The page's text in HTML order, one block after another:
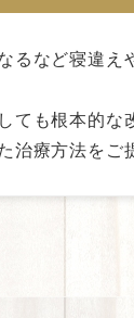
るなど寝違え
ても根本的な
療方法をご